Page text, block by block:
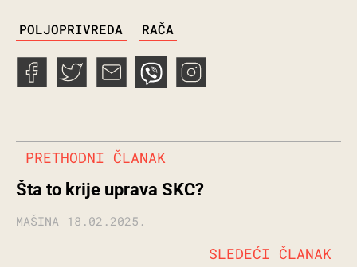
POLJOPRIVREDA RAČA
PRETHODNI ČLANAK
Šta to krije uprava SKC?
MAŠINA 18.02.2025.
SLEDEĆI ČLANAK